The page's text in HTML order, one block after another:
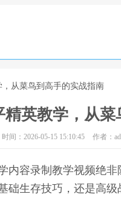
从菜鸟到高手的实战指南
精英教学，从
时间：2026-05-15 15:10:45 作者：
内容录制教学视频绝
础生存技巧，还是高